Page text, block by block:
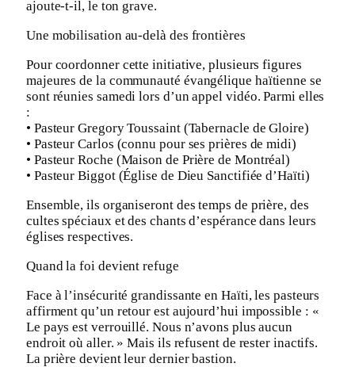
ajoute-t-il, le ton grave.
Une mobilisation au-delà des frontières
Pour coordonner cette initiative, plusieurs figures
majeures de la communauté évangélique haïtienne se
sont réunies samedi lors d’un appel vidéo. Parmi elles
:
• Pasteur Gregory Toussaint (Tabernacle de Gloire)
• Pasteur Carlos (connu pour ses prières de midi)
• Pasteur Roche (Maison de Prière de Montréal)
• Pasteur Biggot (Église de Dieu Sanctifiée d’Haïti)
Ensemble, ils organiseront des temps de prière, des
cultes spéciaux et des chants d’espérance dans leurs
églises respectives.
Quand la foi devient refuge
Face à l’insécurité grandissante en Haïti, les pasteurs
affirment qu’un retour est aujourd’hui impossible : «
Le pays est verrouillé. Nous n’avons plus aucun
endroit où aller. » Mais ils refusent de rester inactifs.
La prière devient leur dernier bastion.